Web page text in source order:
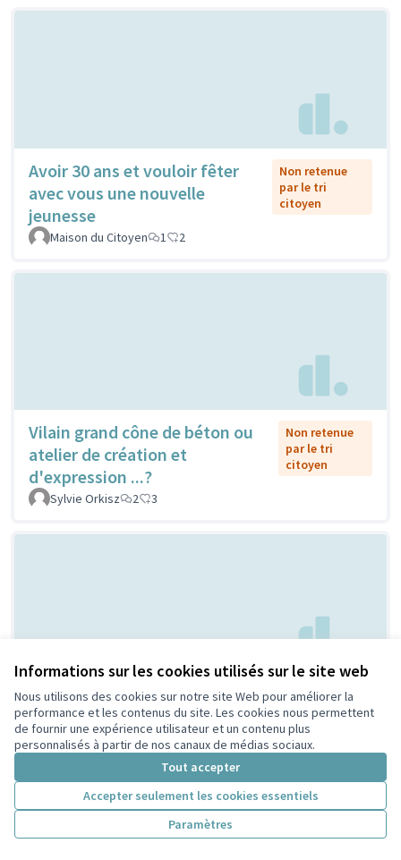
Informations sur les cookies utilisés sur le site web
Nous utilisons des cookies sur notre site Web pour améliorer la
performance et les contenus du site. Les cookies nous permettent
de fournir une expérience utilisateur et un contenu plus
personnalisés à partir de nos canaux de médias sociaux.
Tout accepter
Accepter seulement les cookies essentiels
Paramètres
Avoir 30 ans et vouloir fêter
avec vous une nouvelle
jeunesse
Non retenue
par le tri
citoyen
Maison du Citoyen 1 2
Vilain grand cône de béton ou
atelier de création et
d'expression ...?
Non retenue
par le tri
citoyen
Sylvie Orkisz 2 3
Cabanes à chats dans les
quartiers
Non retenue par le tri
citoyen
Nanimu
0 1